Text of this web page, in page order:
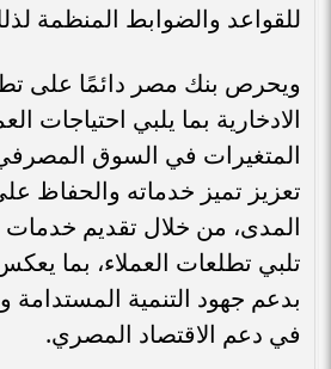
للقواعد والضوابط المنظمة
ويحرص بنك مصر دائمًا على
الادخارية بما يلبي احتياجات
المتغيرات في السوق
تعزيز تميز خدماته والحفاظ
المدى، من خلال تقديم
تلبي تطلعات العملاء، بما
بدعم جهود التنمية المستدامة
في دعم الاقتصاد المصري.